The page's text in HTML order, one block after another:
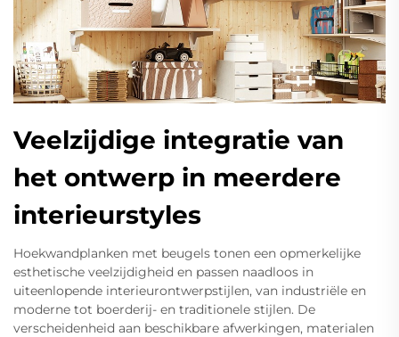
Veelzijdige integratie van
het ontwerp in meerdere
interieurstyles
Hoekwandplanken met beugels tonen een opmerkelijke
esthetische veelzijdigheid en passen naadloos in
uiteenlopende interieurontwerpstijlen, van industriële en
moderne tot boerderij- en traditionele stijlen. De
verscheidenheid aan beschikbare afwerkingen, materialen